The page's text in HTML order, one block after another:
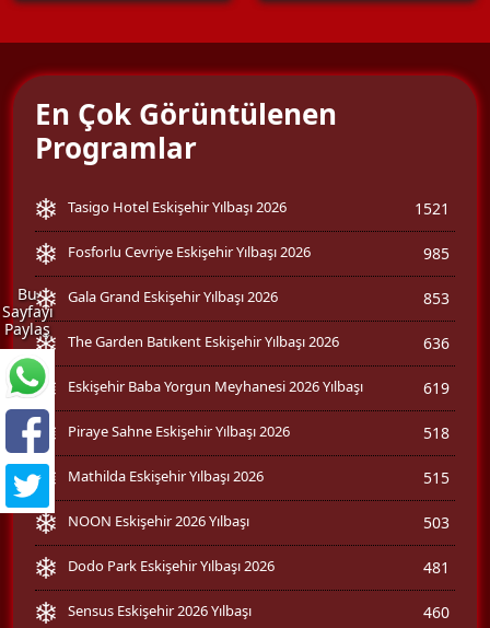
Bu
Sayfayı
Paylaş
En Çok Görüntülenen
Programlar
Tasigo Hotel Eskişehir Yılbaşı 2026 1521
Fosforlu Cevriye Eskişehir Yılbaşı 2026 985
Gala Grand Eskişehir Yılbaşı 2026 853
The Garden Batıkent Eskişehir Yılbaşı 2026 636
Eskişehir Baba Yorgun Meyhanesi 2026 Yılbaşı 619
Piraye Sahne Eskişehir Yılbaşı 2026 518
Mathilda Eskişehir Yılbaşı 2026 515
NOON Eskişehir 2026 Yılbaşı 503
Dodo Park Eskişehir Yılbaşı 2026 481
Sensus Eskişehir 2026 Yılbaşı 460